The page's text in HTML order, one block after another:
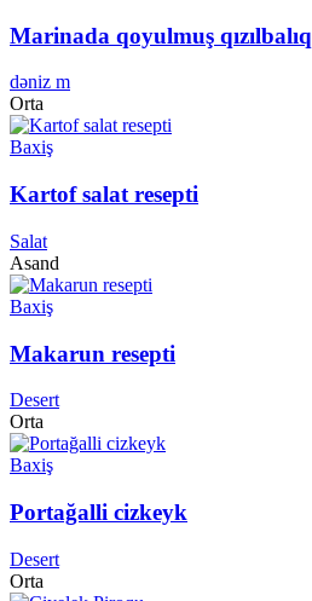
Marinada qoyulmuş qızılbalıq
dəniz m
Orta
Baxiş
Kartof salat resepti
Salat
Asand
Baxiş
Makarun resepti
Desert
Orta
Baxiş
Portağalli cizkeyk
Desert
Orta